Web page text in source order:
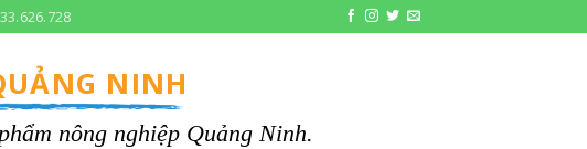
NINH
nông nghiệp Quảng Ninh.